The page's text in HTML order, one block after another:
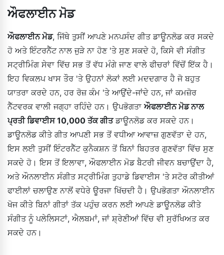
ਔਫਲਾਈਨ ਮੋਡ
ਔਫਲਾਈਨ ਮੋਡ, ਜਿੱਥੇ ਤੁਸੀਂ ਆਪਣੇ ਮਨਪਸੰਦ ਗੀਤ ਡਾਊਨਲੋਡ ਕਰ ਸਕਦੇ
ਹੋ ਅਤੇ ਇੰਟਰਨੈੱਟ ਨਾਲ ਜੁੜੇ ਨਾ ਹੋਣ 'ਤੇ ਸੁਣ ਸਕਦੇ ਹੋ, ਕਿਸੇ ਵੀ ਸੰਗੀਤ
ਸਟ੍ਰੀਮਿੰਗ ਸੇਵਾ ਵਿੱਚ ਸਭ ਤੋਂ ਵੱਧ ਮੰਗੇ ਜਾਣ ਵਾਲੇ ਫੀਚਰਾਂ ਵਿੱਚੋਂ ਇੱਕ ਹੈ।
ਇਹ ਵਿਕਲਪ ਖਾਸ ਤੌਰ 'ਤੇ ਉਹਨਾਂ ਲੋਕਾਂ ਲਈ ਮਦਦਗਾਰ ਹੈ ਜੋ ਬਹੁਤ
ਯਾਤਰਾ ਕਰਦੇ ਹਨ, ਹਰ ਰੋਜ਼ ਕੰਮ 'ਤੇ ਆਉਂਦੇ-ਜਾਂਦੇ ਹਨ, ਜਾਂ ਕਮਜ਼ੋਰ
ਨੈੱਟਵਰਕ ਵਾਲੀ ਜਗ੍ਹਾ ਰਹਿੰਦੇ ਹਨ। ਉਪਭੋਗਤਾ ਔਫਲਾਈਨ ਮੋਡ ਨਾਲ
ਪ੍ਰਤੀ ਡਿਵਾਈਸ 10,000 ਤੱਕ ਗੀਤਡਾਊਨਲੋਡ ਕਰ ਸਕਦੇ ਹਨ।
ਡਾਊਨਲੋਡ ਕੀਤੇ ਗੀਤ ਆਪਣੀ ਸਭ ਤੋਂ ਵਧੀਆ ਆਵਾਜ਼ ਗੁਣਵੱਤਾ ਦੇ ਹਨ,
ਇਸ ਲਈ ਤੁਸੀਂ ਇੰਟਰਨੈੱਟ ਕੁਨੈਕਸ਼ਨ ਤੋਂ ਬਿਨਾਂ ਬਿਹਤਰ ਗੁਣਵੱਤਾ ਵਿੱਚ ਸੁਣ
ਸਕਦੇ ਹੋ। ਇਸ ਤੋਂ ਇਲਾਵਾ, ਔਫਲਾਈਨ ਮੋਡ ਬੈਟਰੀ ਜੀਵਨ ਬਚਾਉਂਦਾ ਹੈ,
ਅਤੇ ਔਨਲਾਈਨ ਸੰਗੀਤ ਸਟ੍ਰੀਮਿੰਗ ਤੁਹਾਡੇ ਡਿਵਾਈਸ 'ਤੇ ਸਟੋਰ ਕੀਤੀਆਂ
ਫਾਈਲਾਂ ਚਲਾਉਣ ਨਾਲੋਂ ਵਧੇਰੇ ਊਰਜਾ ਖਿੱਚਦੀ ਹੈ। ਉਪਭੋਗਤਾ ਔਨਲਾਈਨ
ਖੋਜ ਕੀਤੇ ਬਿਨਾਂ ਗੀਤਾਂ ਤੱਕ ਪਹੁੰਚ ਕਰਨ ਲਈ ਆਪਣੇ ਡਾਊਨਲੋਡ ਕੀਤੇ
ਸੰਗੀਤ ਨੂੰ ਪਲੇਲਿਸਟਾਂ, ਐਲਬਮਾਂ, ਜਾਂ ਸ਼੍ਰੇਣੀਆਂ ਵਿੱਚ ਵੀ ਸੁਰੱਖਿਅਤ ਕਰ
ਸਕਦੇ ਹਨ।